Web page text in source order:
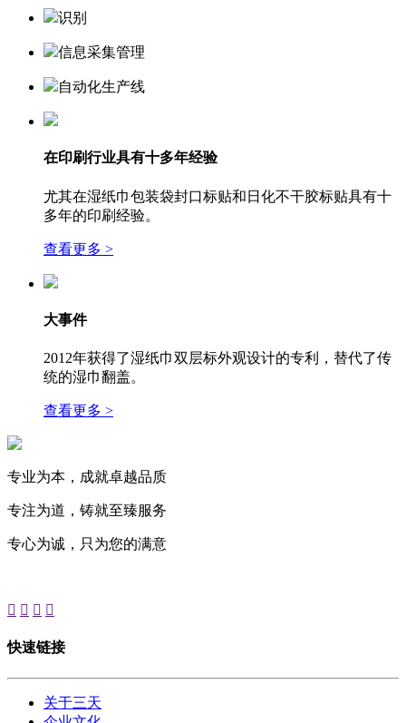
识别
信息采集管理
自动化生产线
在印刷行业具有十多年经验
尤其在湿纸巾包装袋封口标贴和日化不干胶标贴具有十
多年的印刷经验。
查看更多 >
大事件
2012年获得了湿纸巾双层标外观设计的专利，替代了传
统的湿巾翻盖。
查看更多 >
专业为本，成就卓越品质
专注为道，铸就至臻服务
专心为诚，只为您的满意
   
快速链接
关于三天